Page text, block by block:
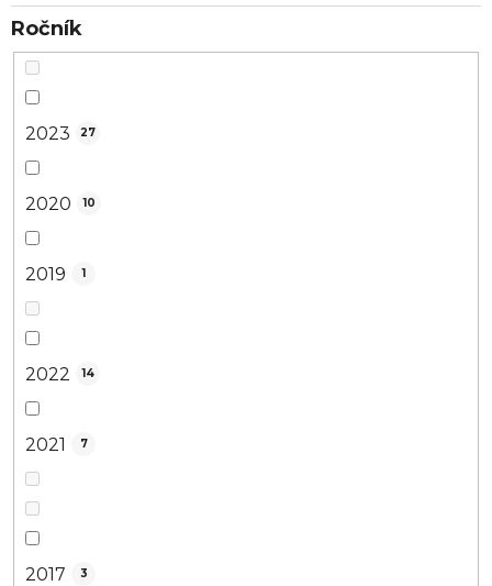
Ročník
2023 27
2020 10
2019 1
2022 14
2021 7
2017 3